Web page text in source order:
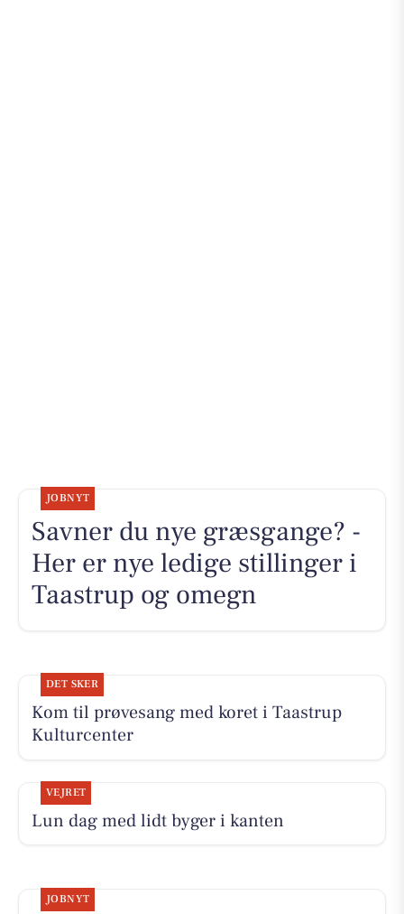
JOBNYT
Savner du nye græsgange? -
Her er nye ledige stillinger i
Taastrup og omegn
DET SKER
Kom til prøvesang med koret i Taastrup
Kulturcenter
VEJRET
Lun dag med lidt byger i kanten
JOBNYT